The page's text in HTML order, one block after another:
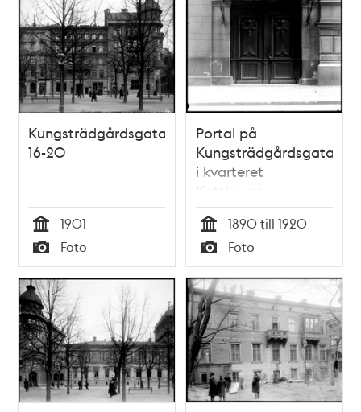
Kungsträdgårdsgatan
16-20
Tid
1901
Typ
Foto
Portal på
Kungsträdgårdsgatan
i kvarteret
Katthavet
Tid
1890 till 1920
Typ
Foto